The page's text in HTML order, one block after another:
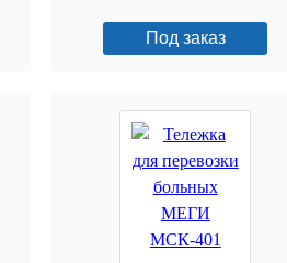
Под заказ